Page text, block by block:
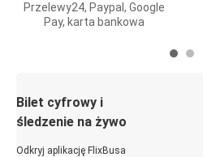
Przelewy24, Paypal, Google
Pay, karta bankowa
Bilet cyfrowy i
śledzenie na żywo
Odkryj aplikację FlixBusa